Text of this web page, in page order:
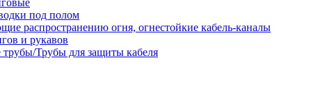
под полом
распространению огня, огнестойкие кабель-каналы
и рукавов
Трубы для защиты кабеля